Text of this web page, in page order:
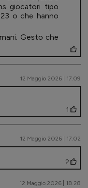
giocatori tipo
o che hanno
Gesto che
12 Maggio 2026 | 17.09
1
12 Maggio 2026 | 17.02
2
12 Maggio 2026 | 18.28